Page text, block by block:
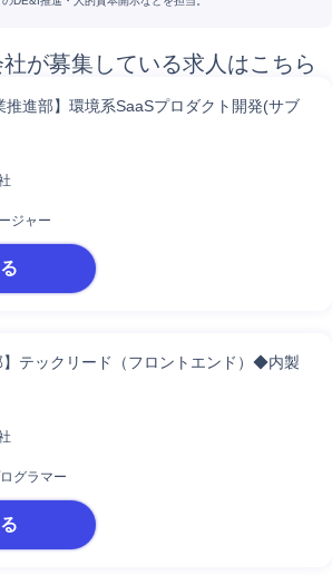
が募集している求人はこちら
推進部】環境系SaaSプロダクト開発(サブ
ジャー
テックリード（フロントエンド）◆内製
グラマー